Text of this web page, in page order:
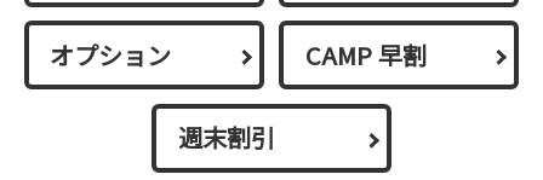
オプション CAMP 早割
週末割引